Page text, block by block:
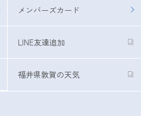
メンバーズカード
LINE友達追加
福井県敦賀の天気